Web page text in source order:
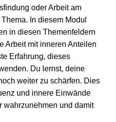
oder Arbeit am
In diesem Modul
in diesen Themenfeldern
Arbeit mit inneren Anteilen
Erfahrung, dieses
Du lernst, deine
weiter zu schärfen. Dies
und innere Einwände
wahrzunehmen und damit